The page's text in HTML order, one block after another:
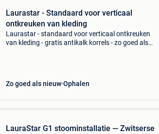
Laurastar - Standaard voor verticaal
ontkreuken van kleding
Laurastar - standaard voor verticaal ontkreuken
van kleding - gratis antikalk korrels - zo goed als
Zo goed als nieuw Ophalen
LauraStar G1 stoominstallatie — Zwitserse